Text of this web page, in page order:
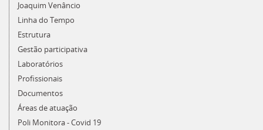
Joaquim Venâncio
Linha do Tempo
Estrutura
Gestão participativa
Laboratórios
Profissionais
Documentos
Áreas de atuação
Poli Monitora - Covid 19